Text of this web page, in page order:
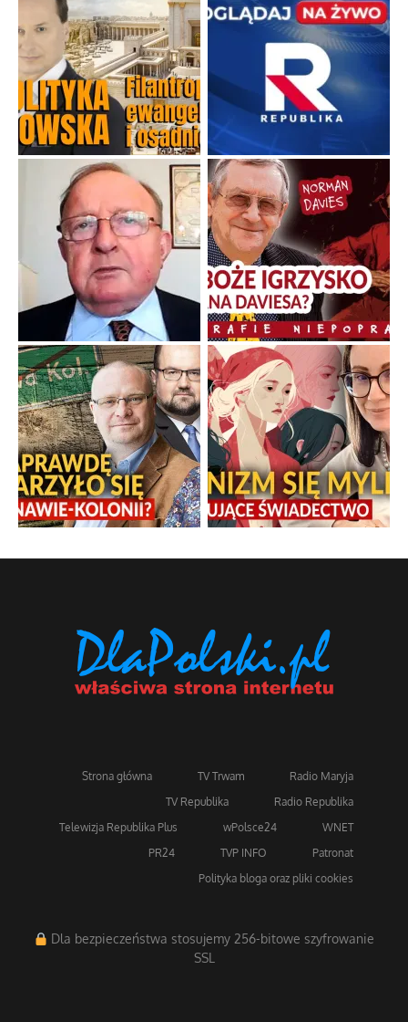
Strona główna TV Trwam
Radio Maryja
TV Republika
Radio Republika
Telewizja Republika Plus
wPolsce24
WNET
PR24
TVP INFO
Patronat
Polityka bloga oraz pliki cookies
Dla bezpieczeństwa stosujemy 256-bitowe szyfrowanie
SSL